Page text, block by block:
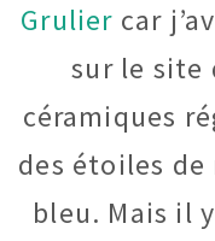
Grulier car
sur le site
céramiques
des étoiles
bleu. Mais il